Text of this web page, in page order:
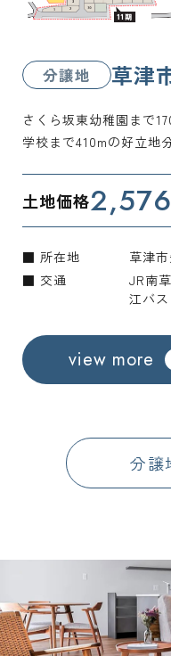
分譲地 草津
さくら坂東幼稚園まで
学校まで410mの好立
土地価格2,576
■ 所在地
草津
■ 交通
JR南
江バ
view more
分譲